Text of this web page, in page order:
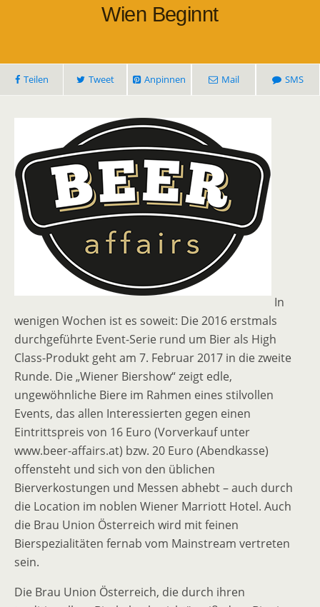
Wien Beginnt
Teilen Tweet Anpinnen Mail SMS
In
wenigen Wochen ist es soweit: Die 2016 erstmals
durchgeführte Event-Serie rund um Bier als High
Class-Produkt geht am 7. Februar 2017 in die zweite
Runde. Die „Wiener Biershow“ zeigt edle,
ungewöhnliche Biere im Rahmen eines stilvollen
Events, das allen Interessierten gegen einen
Eintrittspreis von 16 Euro (Vorverkauf unter
www.beer-affairs.at) bzw. 20 Euro (Abendkasse)
offensteht und sich von den üblichen
Bierverkostungen und Messen abhebt – auch durch
die Location im noblen Wiener Marriott Hotel. Auch
die Brau Union Österreich wird mit feinen
Bierspezialitäten fernab vom Mainstream vertreten
sein.
Die Brau Union Österreich, die durch ihren